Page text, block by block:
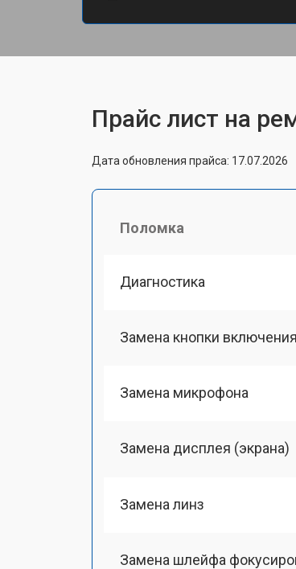
Прайс лист на
Дата обновления прайса: 17.07.2026
Поломка
Диагностика
Замена кнопки включения
Замена микрофона
Замена дисплея (экрана)
Замена линз
Замена шлейфа